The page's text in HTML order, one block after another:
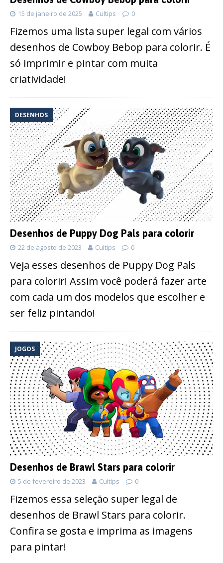
15 de janeiro de 2025 Cultips 0
Fizemos uma lista super legal com vários
desenhos de Cowboy Bebop para colorir. É
só imprimir e pintar com muita
criatividade!
DESENHOS
Desenhos de Puppy Dog Pals para colorir
22 de agosto de 2023 Cultips 0
Veja esses desenhos de Puppy Dog Pals
para colorir! Assim você poderá fazer arte
com cada um dos modelos que escolher e
ser feliz pintando!
JOGOS
Desenhos de Brawl Stars para colorir
5 de fevereiro de 2023 Cultips 0
Fizemos essa seleção super legal de
desenhos de Brawl Stars para colorir.
Confira se gosta e imprima as imagens
para pintar!